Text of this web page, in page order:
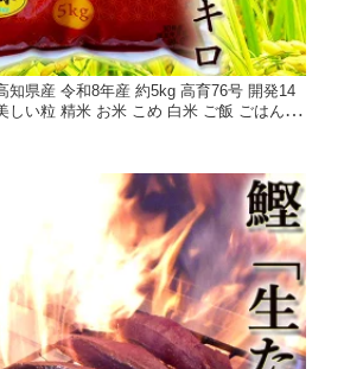
知県産 令和8年産 約5kg 高育76号 開発14
しい粒 精米 お米 こめ 白米 ご飯 ごはん お
ト 産地直送 銀シャリ